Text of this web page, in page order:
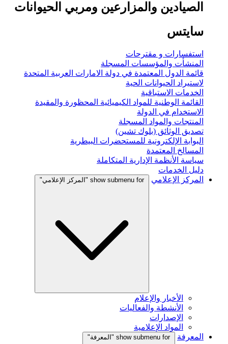
الصيادين والمزارعين ومربي الحيوانات
سايتس
استفسارات و مقترحات
المنشأت والمؤسسات المسجلة
قائمة الدول المعتمدة في دولة الامارات العربية المتحدة
لاستيراد الحيوانات الحية
الخدمات الاستباقية
القائمة الوطنية للمواد الكيميائية المحظورة والمقيدة
الاستخدام في الدولة
المنتجات والمواد المسجلة
تصديق الوثائق (بلوك تشين)
البوابة الإلكترونية للمستحضرات البيطرية
المسالخ المعتمدة
سياسة الأنظمة الإدارية المتكاملة
دليل الخدمات
المركز الإعلامي
show submenu for "المركز الإعلامي"
الأخبار والإعلام
الأنشطة والفعاليات
الإصدارات
المواد الإعلامية
المعرفة
show submenu for "المعرفة"